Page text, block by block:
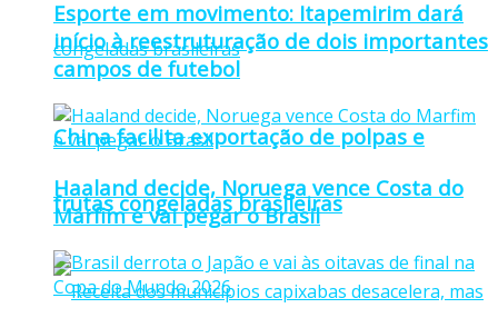
China facilita exportação de polpas e
frutas congeladas brasileiras
Esporte em movimento: Itapemirim dará
início à reestruturação de dois importantes
campos de futebol
Haaland decide, Noruega vence Costa do
Marfim e vai pegar o Brasil